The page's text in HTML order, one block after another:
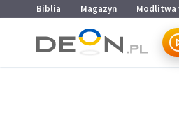
Przejdź do menu głównego
Przejdź do treści
Biblia Magazyn Modlitwa